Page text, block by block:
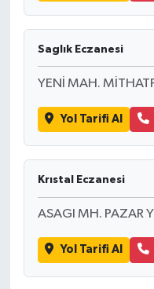
Saglık Eczanesi
YENİ MAH.
Yol Tarifi Al
Krıstal Eczanesi
ASAGI MH. PAZAR
Yol Tarifi Al